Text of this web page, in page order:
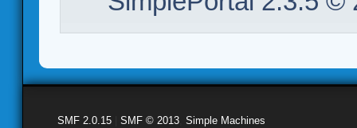
SMF 2.0.15 SMF © 2013 Simple Machines